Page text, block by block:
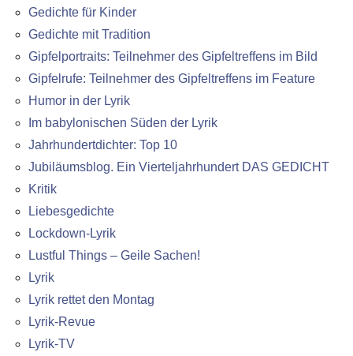
Gedichte für Kinder
Gedichte mit Tradition
Gipfelportraits: Teilnehmer des Gipfeltreffens im Bild
Gipfelrufe: Teilnehmer des Gipfeltreffens im Feature
Humor in der Lyrik
Im babylonischen Süden der Lyrik
Jahrhundertdichter: Top 10
Jubiläumsblog. Ein Vierteljahrhundert DAS GEDICHT
Kritik
Liebesgedichte
Lockdown-Lyrik
Lustful Things – Geile Sachen!
Lyrik
Lyrik rettet den Montag
Lyrik-Revue
Lyrik-TV